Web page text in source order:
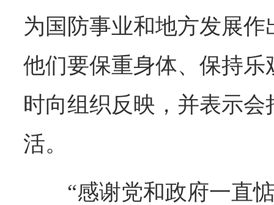
为国防事业和地方发展
他们要保重身体、保持
时向组织反映，并表示
活。
“感谢党和政府一直